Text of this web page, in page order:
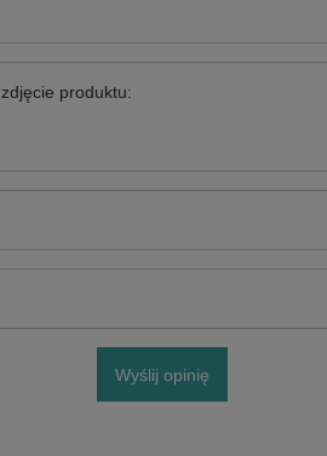
produktu:
Wyślij opinię